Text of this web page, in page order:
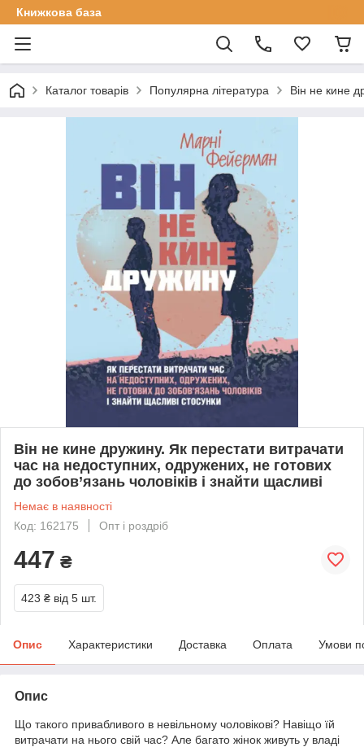
Книжкова база
Каталог товарів Популярна література Він не кине
Він не кине дружину. Як перестати витрачати
час на недоступних, одружених, не готових
до зобов’язань чоловіків і знайти щасливі
Немає в наявності
Код: 162175
Опт і роздріб
447 ₴
423 ₴ від 5 шт.
Опис Характеристики Доставка Оплата Умови
Опис
Що такого привабливого в невільному чоловікові? Навіщо їй
витрачати на нього свій час? Але багато жінок живуть у владі